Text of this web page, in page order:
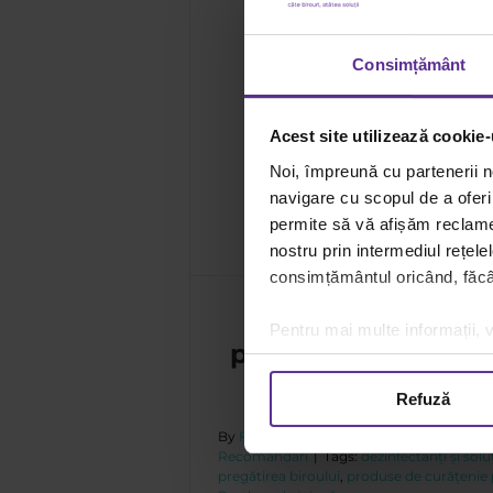
Consimțământ
Acest site utilizează
Noi, împreună cu partenerii
navigare cu scopul de a
permite să vă afișăm
nostru prin intermediul
consimțământul oricând,
Pentru mai multe informații,
Refuză
Checklist de
pregătirea
sărbători
By Florin Adamache
Recomandări | Tags:dezinfectanți și
pregătirea biroului, produse de curățenie